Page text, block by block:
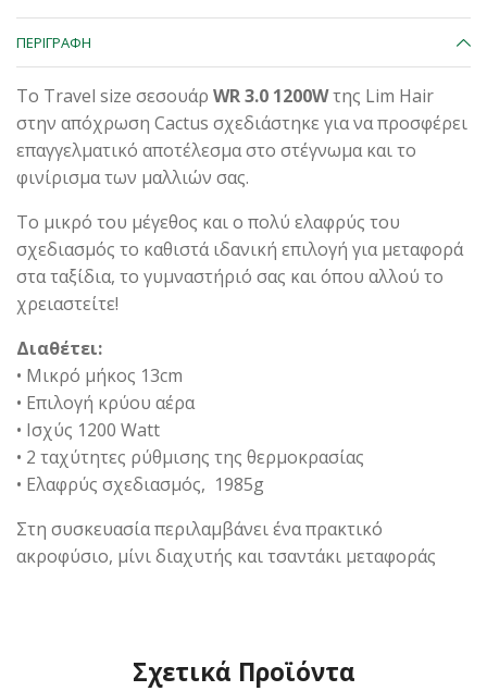
ΠΕΡΙΓΡΑΦΉ
Το Travel size σεσουάρ WR 3.0 1200Wτης Lim Hair
στην απόχρωση Cactus σχεδιάστηκε για να προσφέρει
επαγγελματικό αποτέλεσμα στο στέγνωμα και το
φινίρισμα των μαλλιών σας.
Το μικρό του μέγεθος και ο πολύ ελαφρύς του
σχεδιασμός το καθιστά ιδανική επιλογή για μεταφορά
στα ταξίδια, το γυμναστήριό σας και όπου αλλού το
χρειαστείτε!
Διαθέτει:
• Μικρό μήκος 13cm
• Επιλογή κρύου αέρα
• Ισχύς 1200 Watt
• 2 ταχύτητες ρύθμισης της θερμοκρασίας
• Ελαφρύς σχεδιασμός, 1985g
Στη συσκευασία περιλαμβάνει ένα πρακτικό
ακροφύσιο, μίνι διαχυτής και τσαντάκι μεταφοράς
Σχετικά Προϊόντα